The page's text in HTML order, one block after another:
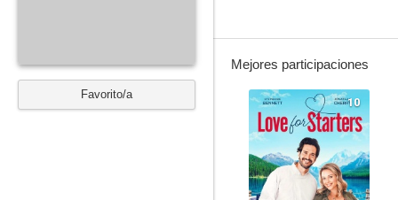
Favorito/a
Mejores participaciones
10